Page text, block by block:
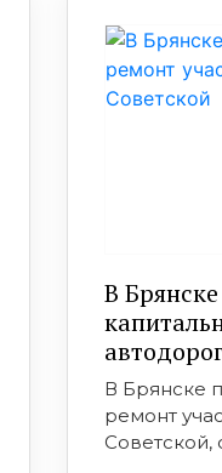
В
В Брянске
ремонт
Советской,